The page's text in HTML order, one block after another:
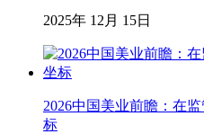
2025年 12月 15日
2026中国美业前瞻：在
标